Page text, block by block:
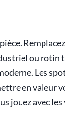
ou rotin
Les
en valeur
jouez avec les